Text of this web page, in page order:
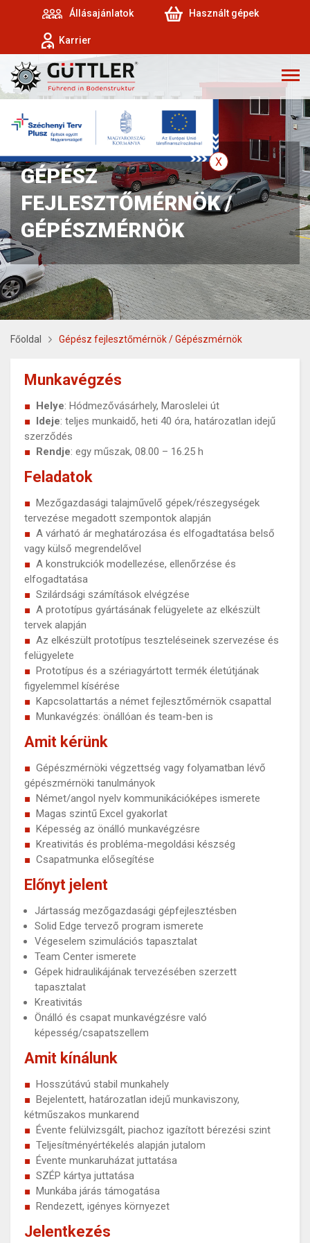
Állásajánlatok Használt gépek
Karrier
GÉPÉSZ
FEJLESZTŐMÉRNÖK /
GÉPÉSZMÉRNÖK
Főoldal Gépész fejlesztőmérnök / Gépészmérnök
Munkavégzés
Helye: Hódmezővásárhely, Maroslelei út
Ideje: teljes munkaidő, heti 40 óra, határozatlan idejű
szerződés
Rendje: egy műszak, 08.00 – 16.25 h
Feladatok
Mezőgazdasági talajművelő gépek/részegységek
tervezése megadott szempontok alapján
A várható ár meghatározása és elfogadtatása belső
vagy külső megrendelővel
A konstrukciók modellezése, ellenőrzése és
elfogadtatása
Szilárdsági számítások elvégzése
A prototípus gyártásának felügyelete az elkészült
tervek alapján
Az elkészült prototípus teszteléseinek szervezése és
felügyelete
Prototípus és a szériagyártott termék életútjának
figyelemmel kísérése
Kapcsolattartás a német fejlesztőmérnök csapattal
Munkavégzés: önállóan és team-ben is
Amit kérünk
Gépészmérnöki végzettség vagy folyamatban lévő
gépészmérnöki tanulmányok
Német/angol nyelv kommunikációképes ismerete
Magas szintű Excel gyakorlat
Képesség az önálló munkavégzésre
Kreativitás és probléma-megoldási készség
Csapatmunka elősegítése
Előnyt jelent
Jártasság mezőgazdasági gépfejlesztésben
Solid Edge tervező program ismerete
Végeselem szimulációs tapasztalat
Team Center ismerete
Gépek hidraulikájának tervezésében szerzett
tapasztalat
Kreativitás
Önálló és csapat munkavégzésre való
képesség/csapatszellem
Amit kínálunk
Hosszútávú stabil munkahely
Bejelentett, határozatlan idejű munkaviszony,
kétműszakos munkarend
Évente felülvizsgált, piachoz igazított bérezési szint
Teljesítményértékelés alapján jutalom
Évente munkaruházat juttatása
SZÉP kártya juttatása
Munkába járás támogatása
Rendezett, igényes környezet
Jelentkezés